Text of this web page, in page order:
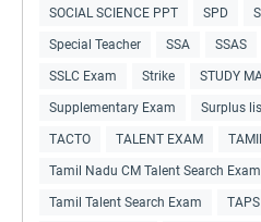
SOCIAL SCIENCE PPT SPD
Special Teacher SSA SSAS
SSLC Exam Strike STUDY
Supplementary Exam Surplus
TACTO TALENT EXAM
Tamil Nadu CM Talent Search
Tamil Talent Search Exam TAPS